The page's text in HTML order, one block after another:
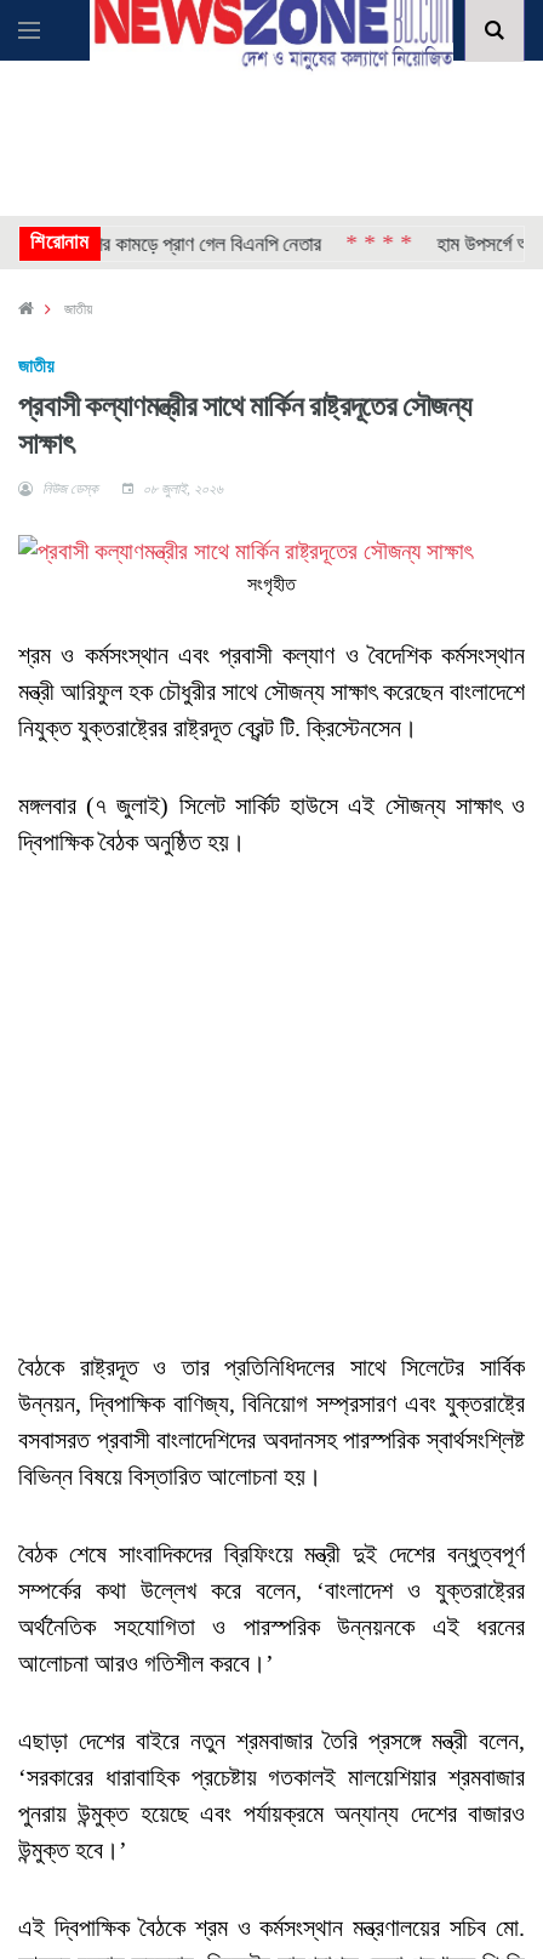
শিরোনাম
সময় সাপের কামড়ে প্রাণ গেল বিএনপি নেতার * * * * হাম উপসর্গে আরও
জাতীয়
জাতীয়
প্রবাসী কল্যাণমন্ত্রীর সাথে মার্কিন রাষ্ট্রদূতের সৌজন্য
সাক্ষাৎ
নিউজ ডেস্ক ০৮ জুলাই, ২০২৬
সংগৃহীত
শ্রম ও কর্মসংস্থান এবং প্রবাসী কল্যাণ ও বৈদেশিক কর্মসংস্থান
মন্ত্রী আরিফুল হক চৌধুরীর সাথে সৌজন্য সাক্ষাৎ করেছেন বাংলাদেশে
নিযুক্ত যুক্তরাষ্ট্রের রাষ্ট্রদূত ব্রেন্ট টি. ক্রিস্টেনসেন।
মঙ্গলবার (৭ জুলাই) সিলেট সার্কিট হাউসে এই সৌজন্য সাক্ষাৎ ও
দ্বিপাক্ষিক বৈঠক অনুষ্ঠিত হয়।
বৈঠকে রাষ্ট্রদূত ও তার প্রতিনিধিদলের সাথে সিলেটের সার্বিক
উন্নয়ন, দ্বিপাক্ষিক বাণিজ্য, বিনিয়োগ সম্প্রসারণ এবং যুক্তরাষ্ট্রে
বসবাসরত প্রবাসী বাংলাদেশিদের অবদানসহ পারস্পরিক স্বার্থসংশ্লিষ্ট
বিভিন্ন বিষয়ে বিস্তারিত আলোচনা হয়।
বৈঠক শেষে সাংবাদিকদের ব্রিফিংয়ে মন্ত্রী দুই দেশের বন্ধুত্বপূর্ণ
সম্পর্কের কথা উল্লেখ করে বলেন, ‘বাংলাদেশ ও যুক্তরাষ্ট্রের
অর্থনৈতিক সহযোগিতা ও পারস্পরিক উন্নয়নকে এই ধরনের
আলোচনা আরও গতিশীল করবে।’
এছাড়া দেশের বাইরে নতুন শ্রমবাজার তৈরি প্রসঙ্গে মন্ত্রী বলেন,
‘সরকারের ধারাবাহিক প্রচেষ্টায় গতকালই মালয়েশিয়ার শ্রমবাজার
পুনরায় উন্মুক্ত হয়েছে এবং পর্যায়ক্রমে অন্যান্য দেশের বাজারও
উন্মুক্ত হবে।’
এই দ্বিপাক্ষিক বৈঠকে শ্রম ও কর্মসংস্থান মন্ত্রণালয়ের সচিব মো.